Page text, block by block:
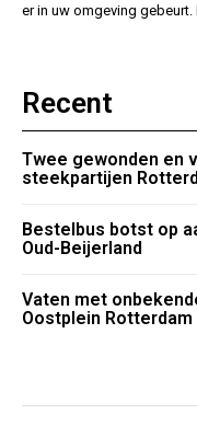
er in uw omgeving gebeurt.
Recent
Twee gewonden en
steekpartijen
Bestelbus botst op
Oud-Beijerland
Vaten met
Oostplein Rotterdam